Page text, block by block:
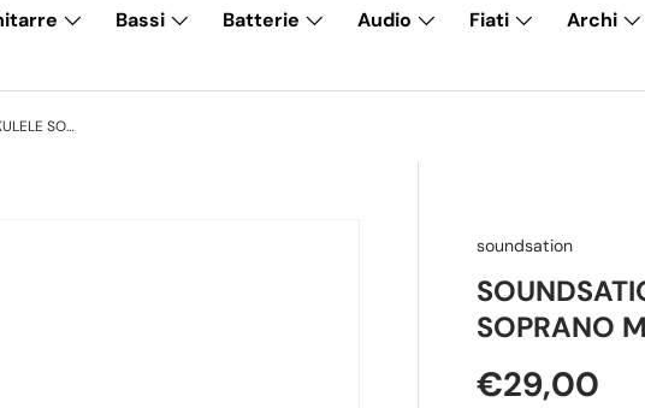
Bassi Batterie Audio Fiati Archi
SOUNDSATION SUNNY 10-BW UKULELE SOPRANO MAUI SUNNY CON BORSA
soundsation
SOPRANO
Prezzo
€29,00